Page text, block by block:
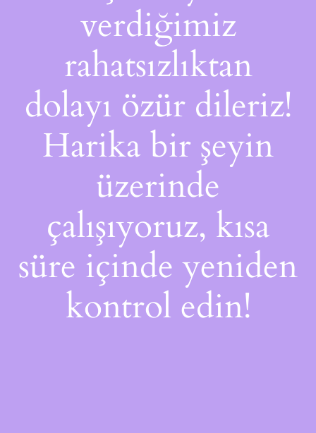
verdiğimiz
rahatsızlıktan
dolayı özür dileriz!
Harika bir şeyin
üzerinde
çalışıyoruz, kısa
süre içinde yeniden
kontrol edin!